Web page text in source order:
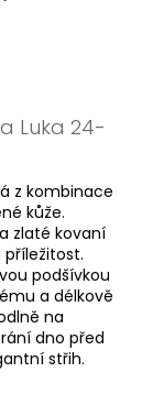
Luka 24-
z kombinace
kůže.
zlaté kovaní
podšívkou
a délkově
na
dno před
střih.